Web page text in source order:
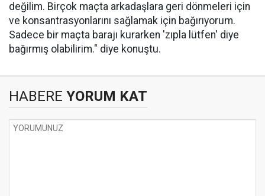
değilim. Birçok maçta arkadaşlara geri dönmeleri için
ve konsantrasyonlarını sağlamak için bağırıyorum.
Sadece bir maçta barajı kurarken 'zıpla lütfen' diye
bağırmış olabilirim." diye konuştu.
HABERE YORUM KAT